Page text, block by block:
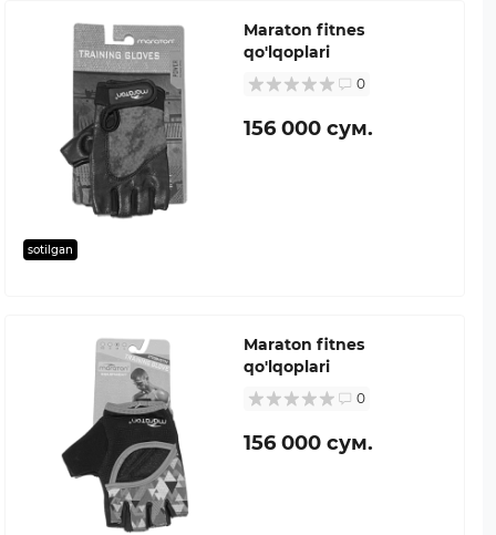
sotilgan
Maraton fitnes
qo'lqoplari
0
156 000 сум.
Maraton fitnes
qo'lqoplari
0
156 000 сум.